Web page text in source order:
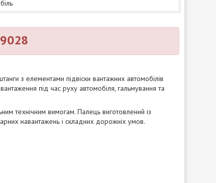
з елементами підвіски вантажних автомобілів
під час руху автомобіля, гальмування та
технічним вимогам. Палець виготовлений із
навантажень і складних дорожніх умов.